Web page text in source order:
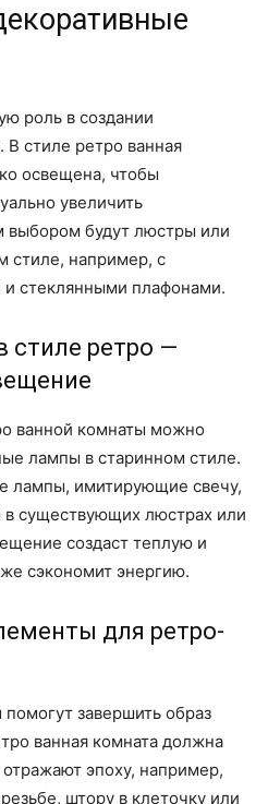
роль в создании
стиле ретро ванная
освещена, чтобы
увеличить
выбором будут люстры или
стиле, например, с
стеклянными плафонами.
стиле ретро —
ванной комнаты можно
лампы в старинном стиле.
лампы, имитирующие свечу,
в существующих люстрах или
создаст теплую и
сэкономит энергию.
для ретро-
завершить образ
ванная комната должна
эпоху, например,
штору в клеточку или